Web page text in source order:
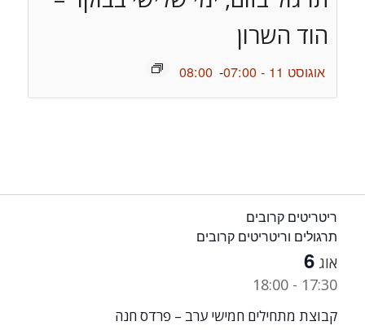
הוד השרון
אוגוסט 11 - 07:00 -
08:00
ריטריטים קרובים
תרגולים וריטריטים קרובים
אוג 6
17:30
-
18:00
קבוצת מתחילים חמישי ערב – פרדס חנה